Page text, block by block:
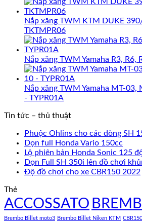
Nắp xăng TWM KTM DUKE
TKTMPR06
Nắp xăng TWM Yamaha R3, R6,
Nắp xăng TWM Yamaha MT-
- TYPR01A
Tin tức – thủ thuật
Phuộc Ohlins cho các dòng SH
Dọn full Honda Vario 150cc
Lộ phiên bản Honda Sonic 125
Dọn Full SH 350i lên đồ chơi
Độ đồ chơi cho xe CBR150 2022
Thẻ
ACCOSSATO
Brembo Billet moto3 Brembo Billet Niken KTM